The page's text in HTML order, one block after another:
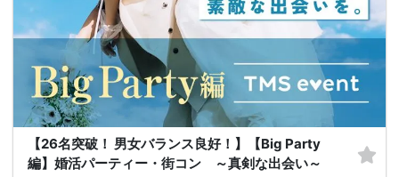
【26名突破！ 男女バランス良好！】【Big Party
編】婚活パーティー・街コン ～真剣な出会い～